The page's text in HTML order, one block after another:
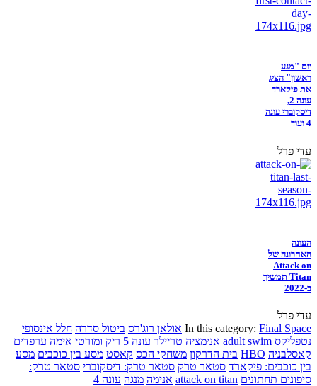
יום "מגע
ראשון" הציג
את פיקארד
עונה 2,
דיסקוברי עונה
4 ועוד
עדי פרל
העונה
האחרונה של
Attack on
Titan תמשיך
ב-2022
עדי פרל
In this category: Final Space אולאן רוג'רס ביטול סדרה חלל אינסופי
נטפליקס adult swim אנימציה טריילר עונה 5 ריק ומורטי אימה ערפדים
קאסלבניה HBO בית הדרקון משחקי הכס קאסט מסע בין כוכבים מסע
בין כוכבים: פיקארד סטאר טרק סטאר טרק: דיסקוברי סטאר טרק:
סיפונים תחתונים attack on titan אנימה מנגה עונה 4